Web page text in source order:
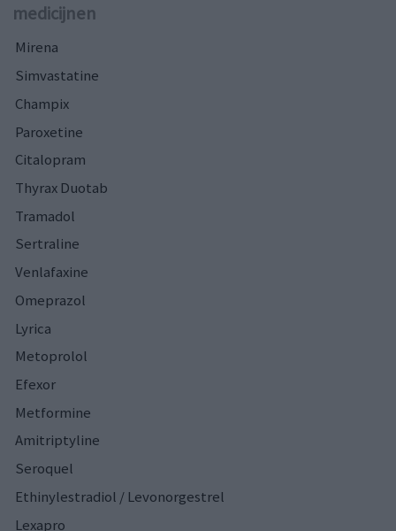
medicijnen
Mirena
Simvastatine
Champix
Paroxetine
Citalopram
Thyrax Duotab
Tramadol
Sertraline
Venlafaxine
Omeprazol
Lyrica
Metoprolol
Efexor
Metformine
Amitriptyline
Seroquel
Ethinylestradiol / Levonorgestrel
Lexapro